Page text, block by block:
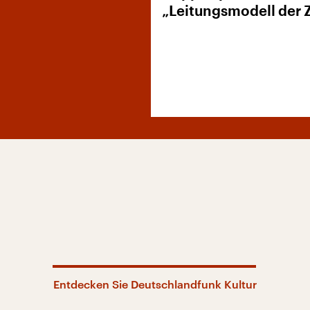
„Leitungsmodell der
Entdecken Sie Deutschlandfunk Kultur